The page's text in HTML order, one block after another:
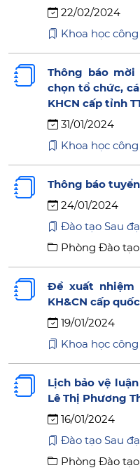
22/02/2024
Khoa học
Thông báo
chọn tổ chức,
KHCN cấp tỉnh
31/01/2024
Khoa học
Thông báo
24/01/2024
Đào tạo Sau
Phòng Đào
Đề xuất nhiệm
KH&CN cấp
19/01/2024
Khoa học
Lịch bảo vệ
Lê Thị Phương
16/01/2024
Đào tạo Sau
Phòng Đào